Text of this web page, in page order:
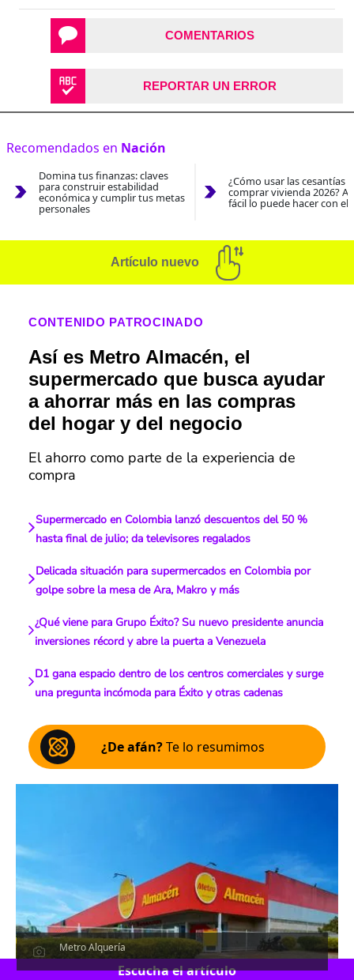
COMENTARIOS
REPORTAR UN ERROR
Recomendados en Nación
Domina tus finanzas: claves
para construir estabilidad
económica y cumplir tus metas
personales
¿Cómo usar las cesantías
comprar vivienda 2026?
fácil lo puede hacer con el
Artículo nuevo
CONTENIDO PATROCINADO
Así es Metro Almacén, el
supermercado que busca ayudar
a ahorrar más en las compras
del hogar y del negocio
El ahorro como parte de la experiencia de
compra
Supermercado en Colombia lanzó descuentos del 50 %
hasta final de julio; da televisores regalados
Delicada situación para supermercados en Colombia por
golpe sobre la mesa de Ara, Makro y más
¿Qué viene para Grupo Éxito? Su nuevo presidente anuncia
inversiones récord y abre la puerta a Venezuela
D1 gana espacio dentro de los centros comerciales y surge
una pregunta incómoda para Éxito y otras cadenas
¿De afán?Te lo resumimos
Metro Alquería
Escucha el artículo